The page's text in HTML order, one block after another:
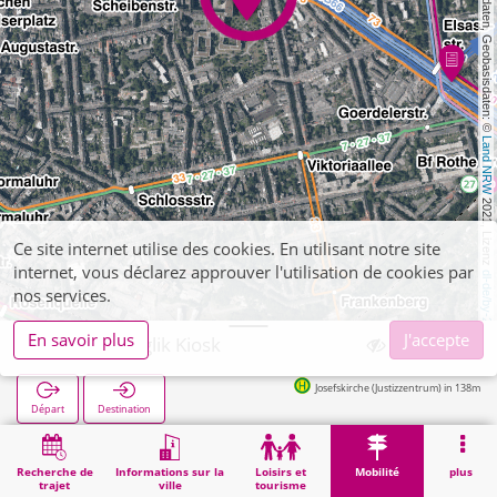
, Kartendaten, Geobasisdaten: ©
Land NRW
2021, Lizenz
dl-de/by-2-0
Recherche de
trajet
Informations sur la
ville
Loisirs et
tourisme
Mobilité plus
Aachen, Saglik Kiosk
Départ Destination
Josefskirche (Justizzentrum) in 138m
Démarrage Vente de billets Aachen, Saglik Kiosk
Ce site internet utilise des cookies. En utilisant notre site
internet, vous déclarez approuver l'utilisation de cookies par
nos services.
En savoir plus
J'accepte